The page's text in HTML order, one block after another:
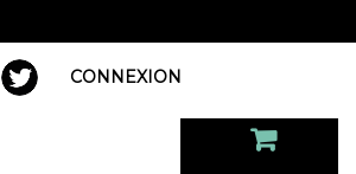
CONNEXION